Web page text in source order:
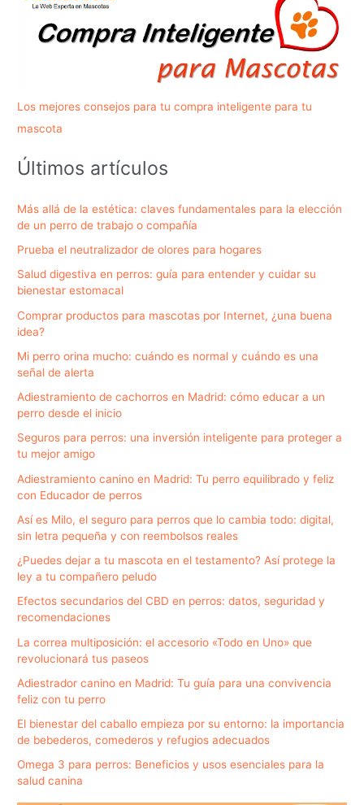
Los mejores consejos para tu compra inteligente para tu
mascota
Últimos artículos
Más allá de la estética: claves fundamentales para la elección
de un perro de trabajo o compañía
Prueba el neutralizador de olores para hogares
Salud digestiva en perros: guía para entender y cuidar su
bienestar estomacal
Comprar productos para mascotas por Internet, ¿una buena
idea?
Mi perro orina mucho: cuándo es normal y cuándo es una
señal de alerta
Adiestramiento de cachorros en Madrid: cómo educar a un
perro desde el inicio
Seguros para perros: una inversión inteligente para proteger a
tu mejor amigo
Adiestramiento canino en Madrid: Tu perro equilibrado y feliz
con Educador de perros
Así es Milo, el seguro para perros que lo cambia todo: digital,
sin letra pequeña y con reembolsos reales
¿Puedes dejar a tu mascota en el testamento? Así protege la
ley a tu compañero peludo
Efectos secundarios del CBD en perros: datos, seguridad y
recomendaciones
La correa multiposición: el accesorio «Todo en Uno» que
revolucionará tus paseos
Adiestrador canino en Madrid: Tu guía para una convivencia
feliz con tu perro
El bienestar del caballo empieza por su entorno: la importancia
de bebederos, comederos y refugios adecuados
Omega 3 para perros: Beneficios y usos esenciales para la
salud canina